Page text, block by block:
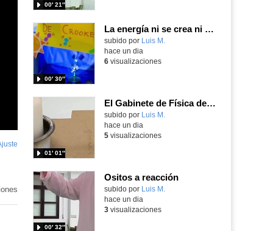
pantalla
00′ 21″
La energía ni se crea ni se destruye... ¡se experimenta! El Tierno en la Feria Madrid es Ciencia 2026
Contenido educativo.
subido por Luis M.
00′ 30″
hace un dia
6visualizaciones
El Gabinete de Física del IES Enrique Tierno Galván de Parla (Curso 25-26)
Contenido educativo.
subido por Luis M.
01′ 01″
hace un dia
5visualizaciones
Ositos a reacción
Contenido educativo.
subido por Luis M.
00′ 32″
hace un dia
3visualizaciones